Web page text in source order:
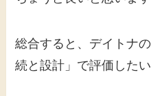
総合すると、デイトナ
続と設計」で評価したい